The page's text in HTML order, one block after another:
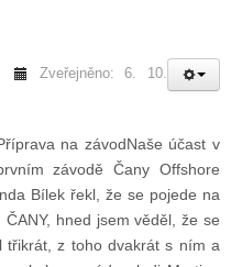
Zveřejněno: 6. 10.
na závodNaše účast v
závodě Čany Offshore
Bílek řekl, že se pojede na
hned jsem věděl, že se
třikrát, z toho dvakrát s ním a